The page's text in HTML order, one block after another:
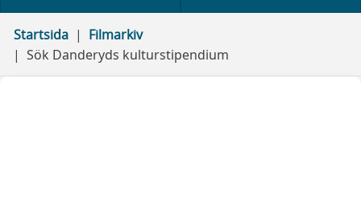
Startsida
Filmarkiv
Sök Danderyds kulturstipendium